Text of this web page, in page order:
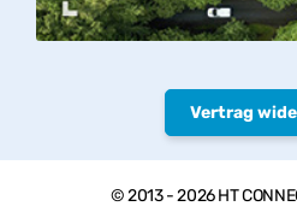
Vertrag
© 2013 - 2026 HT